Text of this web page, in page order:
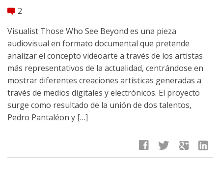
comment 2
Visualist Those Who See Beyond es una pieza
audiovisual en formato documental que pretende
analizar el concepto videoarte a través de los artistas
más representativos de la actualidad, centrándose en
mostrar diferentes creaciones artísticas generadas a
través de medios digitales y electrónicos. El proyecto
surge como resultado de la unión de dos talentos,
Pedro Pantaléon y […]
facebook twitter google linkedin